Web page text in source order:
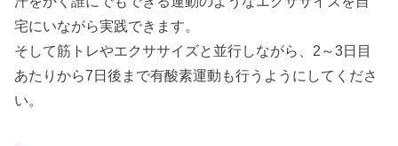
宅にいながら実践できます。
そして筋トレやエクササイズと並行しながら、2～3日目
あたりから7日後まで有酸素運動も行うようにしてくださ
い。